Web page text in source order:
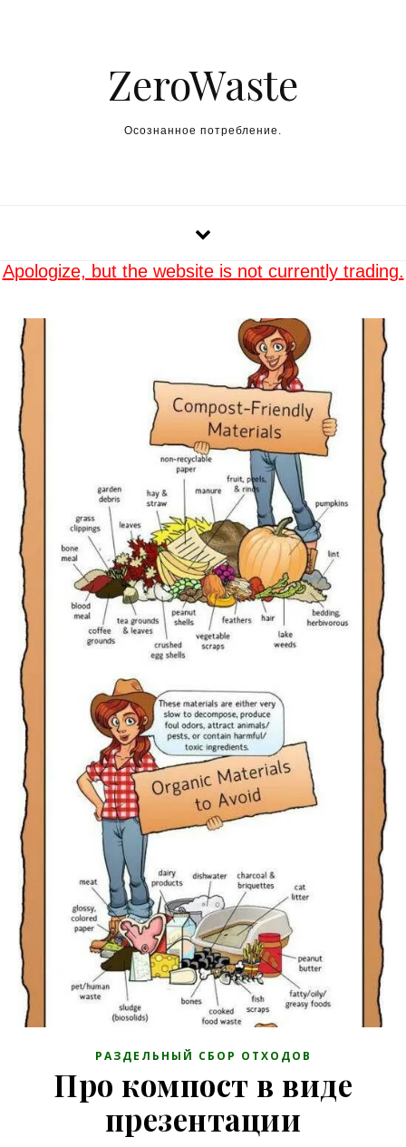
ZeroWaste
Осознанное потребление.
Apologize, but the website is not currently trading.
РАЗДЕЛЬНЫЙ СБОР ОТХОДОВ
Про компост в виде
презентации